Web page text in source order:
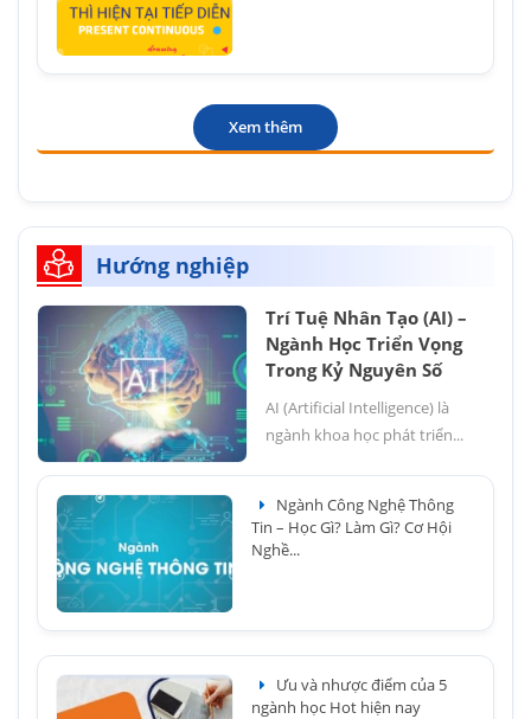
Xem thêm
Hướng nghiệp
Trí Tuệ Nhân Tạo (AI) –
Ngành Học Triển Vọng
Trong Kỷ Nguyên Số
AI (Artificial Intelligence) là
ngành khoa học phát triển...
Ngành Công Nghệ Thông
Tin – Học Gì? Làm Gì? Cơ Hội
Nghề...
Ưu và nhược điểm của 5
ngành học Hot hiện nay